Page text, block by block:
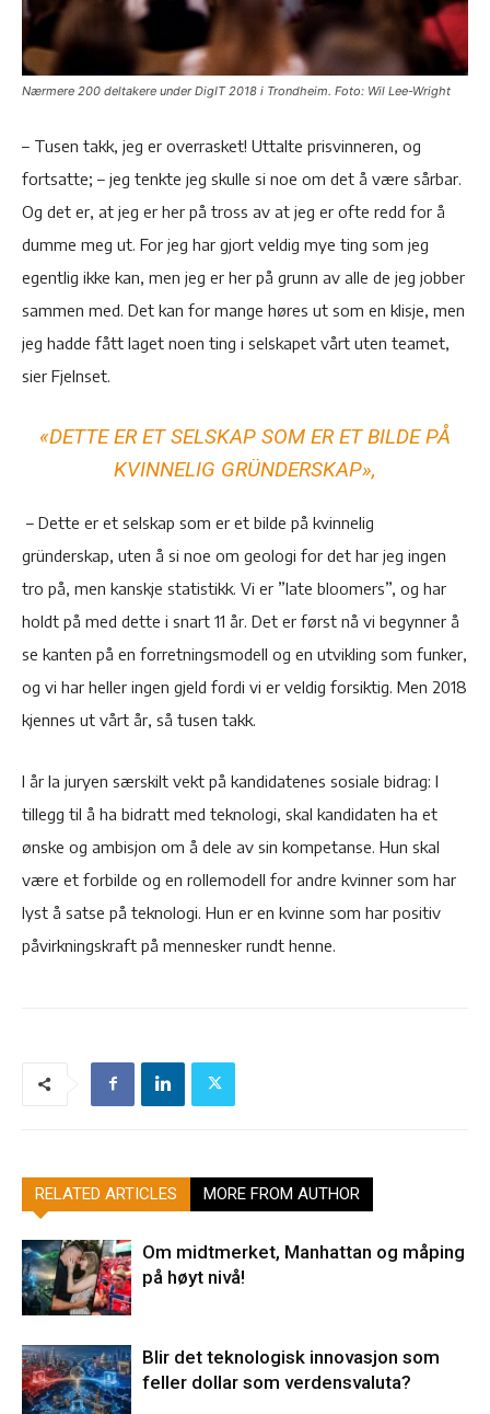
Nærmere 200 deltakere under DigIT 2018 i Trondheim. Foto: Wil Lee-Wright
– Tusen takk, jeg er overrasket! Uttalte prisvinneren, og
fortsatte; – jeg tenkte jeg skulle si noe om det å være sårbar.
Og det er, at jeg er her på tross av at jeg er ofte redd for å
dumme meg ut. For jeg har gjort veldig mye ting som jeg
egentlig ikke kan, men jeg er her på grunn av alle de jeg jobber
sammen med. Det kan for mange høres ut som en klisje, men
jeg hadde fått laget noen ting i selskapet vårt uten teamet,
sier Fjelnset.
«DETTE ER ET SELSKAP SOM ER ET BILDE PÅ
KVINNELIG GRÜNDERSKAP»,
– Dette er et selskap som er et bilde på kvinnelig
gründerskap, uten å si noe om geologi for det har jeg ingen
tro på, men kanskje statistikk. Vi er ”late bloomers”, og har
holdt på med dette i snart 11 år. Det er først nå vi begynner å
se kanten på en forretningsmodell og en utvikling som funker,
og vi har heller ingen gjeld fordi vi er veldig forsiktig. Men 2018
kjennes ut vårt år, så tusen takk.
I år la juryen særskilt vekt på kandidatenes sosiale bidrag: I
tillegg til å ha bidratt med teknologi, skal kandidaten ha et
ønske og ambisjon om å dele av sin kompetanse. Hun skal
være et forbilde og en rollemodell for andre kvinner som har
lyst å satse på teknologi. Hun er en kvinne som har positiv
påvirkningskraft på mennesker rundt henne.
RELATED ARTICLES MORE FROM AUTHOR
Om midtmerket, Manhattan og måping
på høyt nivå!
Blir det teknologisk innovasjon som
feller dollar som verdensvaluta?